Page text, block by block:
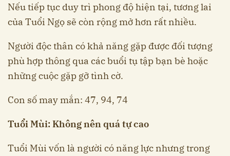
Nếu tiếp tục duy trì phong độ hiện tại, tương lai
của Tuổi Ngọ sẽ còn rộng mở hơn rất nhiều.
Người độc thân có khả năng gặp được đối tượng
phù hợp thông qua các buổi tụ tập bạn bè hoặc
những cuộc gặp gỡ tình cờ.
Con số may mắn: 47, 94, 74
Tuổi Mùi: Không nên quá tự cao
Tuổi Mùi vốn là người có năng lực nhưng trong